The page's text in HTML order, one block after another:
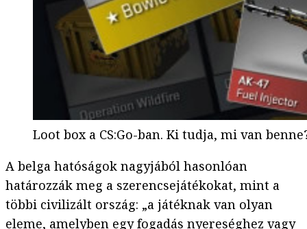
Loot box a CS:Go-ban. Ki tudja, mi van
A belga hatóságok nagyjából hasonlóan
határozzák meg a szerencsejátékokat, mint a
többi civilizált ország: „a játéknak van olyan
eleme, amelyben egy fogadás nyereséghez vagy